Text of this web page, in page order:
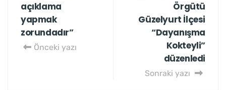
açıklama
yapmak
zorundadır”
Önceki yazı
Örgütü
Güzelyurt İlçesi
“Dayanışma
Kokteyli”
düzenledi
Sonraki yazı